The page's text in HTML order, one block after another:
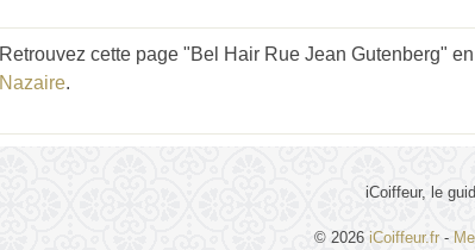
Retrouvez cette page "Bel Hair Rue Jean Gutenberg"
Nazaire.
iCoiffeur, le
© 2026 iCoiffeur.fr -